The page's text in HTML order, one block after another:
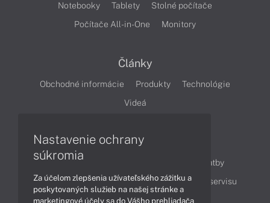
Notebooky Tablety
Stolné počítače
Počítače All-in-One
Monitory
Články
Obchodné informácie Produkty
Technológie
Videá
Obsah
Ako nakupovať
Možnosti doručenia a platby
Podpora a servis
Servisné služby Cenník servisu
Nastavenie ochrany
súkromia
Za účelom zlepšenia užívateľského zážitku a
poskytovaných služieb na našej stránke a
marketingové účely sa do Vášho prehliadača